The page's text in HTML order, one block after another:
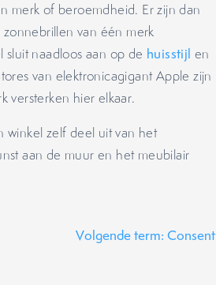
merk of beroemdheid. Er zijn dan
van één merk
naadloos aan op de huisstijl en
van elektronicagigant Apple zijn
versterken hier elkaar.
winkel zelf deel uit van het
aan de muur en het meubilair
Volgende term: Consent